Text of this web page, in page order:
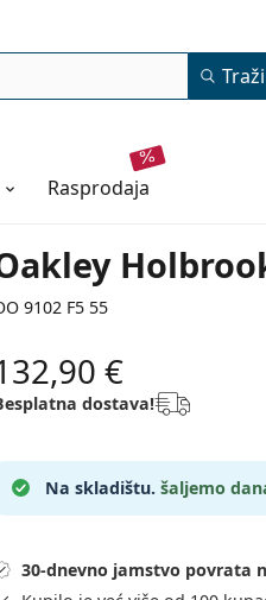
Traži
rasprodaja
9102 F5 55
€
dostava!
Na skladištu. šaljemo
30-dnevno jamstvo povrata